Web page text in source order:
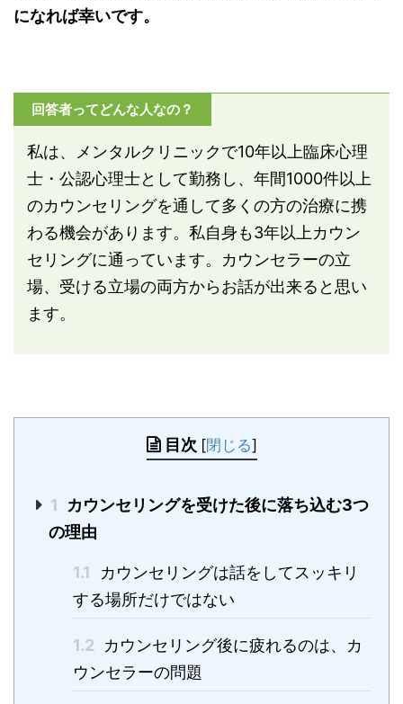
になれば幸いです。
回答者ってどんな人なの？
私は、メンタルクリニックで10年以上臨床心理
士・公認心理士として勤務し、年間1000件以上
のカウンセリングを通して多くの方の治療に携
わる機会があります。私自身も3年以上カウン
セリングに通っています。カウンセラーの立
場、受ける立場の両方からお話が出来ると思い
ます。
目次 [閉じる]
1 カウンセリングを受けた後に落ち込む3つ
の理由
1.1
カウンセリングは話をしてスッキリ
する場所だけではない
1.2
カウンセリング後に疲れるのは、カ
ウンセラーの問題